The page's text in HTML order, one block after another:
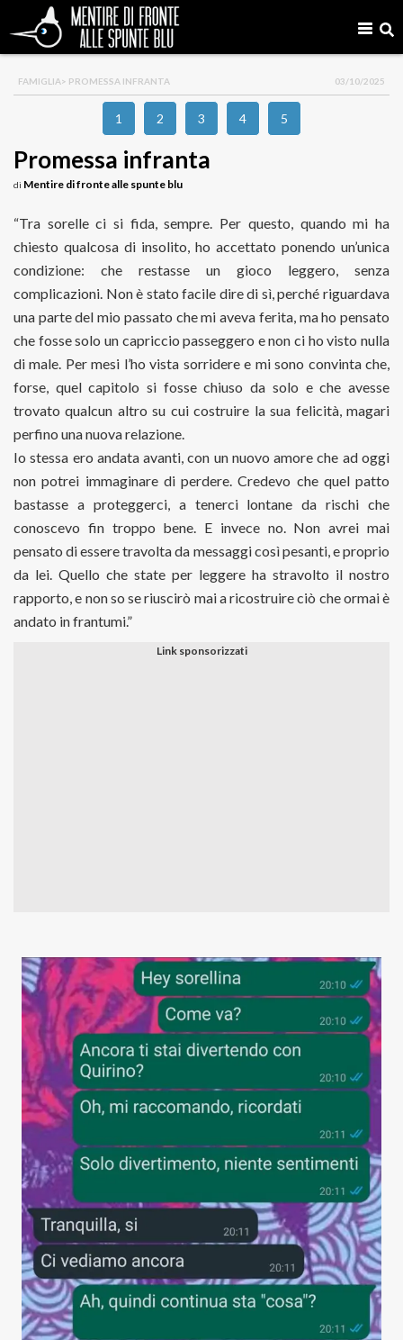
FAMIGLIA> PROMESSA INFRANTA 03/10/2025
1 2 3 4 5
Promessa infranta
di Mentire di fronte alle spunte blu
“Tra sorelle ci si fida, sempre. Per questo, quando mi ha
chiesto qualcosa di insolito, ho accettato ponendo un’unica
condizione: che restasse un gioco leggero, senza
complicazioni. Non è stato facile dire di sì, perché riguardava
una parte del mio passato che mi aveva ferita, ma ho pensato
che fosse solo un capriccio passeggero e non ci ho visto nulla
di male. Per mesi l’ho vista sorridere e mi sono convinta che,
forse, quel capitolo si fosse chiuso da solo e che avesse
trovato qualcun altro su cui costruire la sua felicità, magari
perfino una nuova relazione.
Io stessa ero andata avanti, con un nuovo amore che ad oggi
non potrei immaginare di perdere. Credevo che quel patto
bastasse a proteggerci, a tenerci lontane da rischi che
conoscevo fin troppo bene. E invece no. Non avrei mai
pensato di essere travolta da messaggi così pesanti, e proprio
da lei. Quello che state per leggere ha stravolto il nostro
rapporto, e non so se riuscirò mai a ricostruire ciò che ormai è
andato in frantumi.”